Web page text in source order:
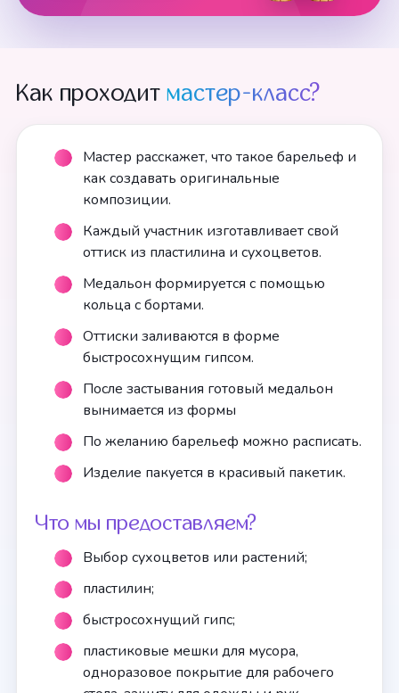
Как проходит мастер-класс?
Мастер расскажет, что такое барельеф и
как создавать оригинальные
композиции.
Каждый участник изготавливает свой
оттиск из пластилина и сухоцветов.
Медальон формируется с помощью
кольца с бортами.
Оттиски заливаются в форме
быстросохнущим гипсом.
После застывания готовый медальон
вынимается из формы
По желанию барельеф можно расписать.
Изделие пакуется в красивый пакетик.
Что мы предоставляем?
Выбор сухоцветов или растений;
пластилин;
быстросохнущий гипс;
пластиковые мешки для мусора,
одноразовое покрытие для рабочего